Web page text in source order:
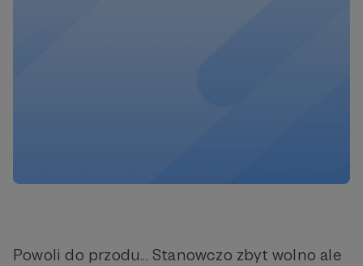
Powoli do przodu... Stanowczo zbyt wolno ale